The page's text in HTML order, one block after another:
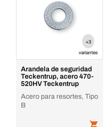
+3
variantes
Arandela de seguridad
Teckentrup, acero 470-
520HV Teckentrup
Acero para resortes, Tipo
B